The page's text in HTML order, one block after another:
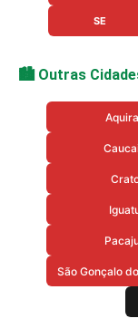
SE
🏙️ Outras
São Gonçalo